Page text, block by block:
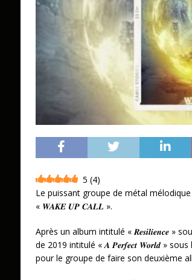
5 (4)
Le puissant groupe de métal
« 𝑾𝑨𝑲𝑬 𝑼𝑷 𝑪𝑨𝑳𝑳 ».
Après un album intitulé « 𝑹𝒆𝒔𝒊𝒍𝒊𝒆𝒏𝒄𝒆 »
de 2019 intitulé « 𝑨 𝑷𝒆𝒓𝒇𝒆𝒄𝒕 𝑾𝒐𝒓𝒍𝒅 »
pour le groupe de faire son deuxième